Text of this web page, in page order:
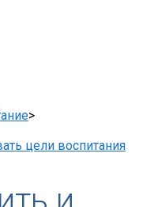
>
цели воспитания